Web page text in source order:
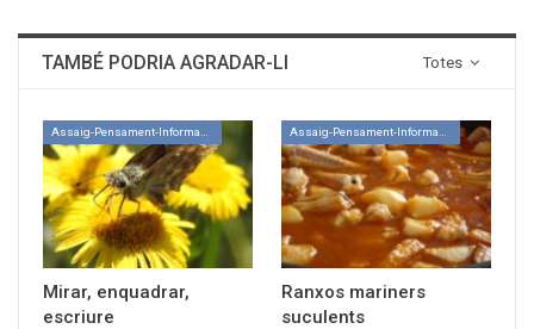
Totes
TAMBÉ PODRIA AGRADAR-LI
Assaig-Pensament-Informació
Mirar, enquadrar,
escriure
Assaig-Pensament-Informació
Ranxos mariners
suculents